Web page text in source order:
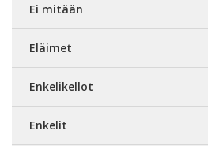
Ei mitään
Eläimet
Enkelikellot
Enkelit